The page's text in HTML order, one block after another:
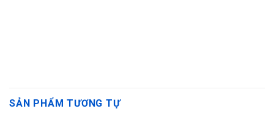
SẢN PHẨM TƯƠNG TỰ